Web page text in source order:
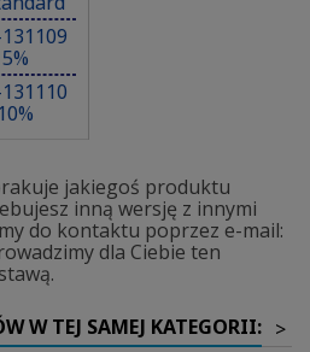
jakiegoś produktu
inną wersję z innymi
do kontaktu poprzez e-mail:
dla Ciebie ten
W TEJ SAMEJ KATEGORII: >